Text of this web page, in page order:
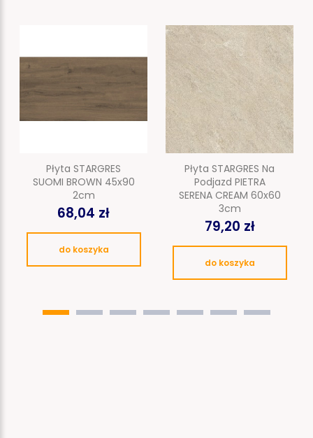
Płyta STARGRES
SUOMI BROWN 45x90
2cm
68,04 zł
do koszyka
Płyta STARGRES Na
Podjazd PIETRA
SERENA CREAM 60x60
3cm
79,20 zł
do koszyka